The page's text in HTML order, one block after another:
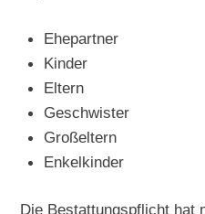
Ehepartner
Kinder
Eltern
Geschwister
Großeltern
Enkelkinder
Die Bestattungspflicht hat